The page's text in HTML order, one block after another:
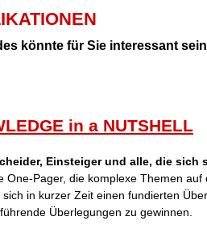
könnte für Sie interessant
in a NUTSHELL
Einsteiger und alle, die sich
One-Pager, die komplexe Themen
sich in kurzer Zeit einen fundierten
Überlegungen zu gewinnen.